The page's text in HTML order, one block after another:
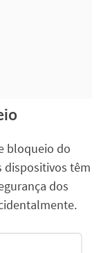
bloqueio do
dispositivos têm
dos